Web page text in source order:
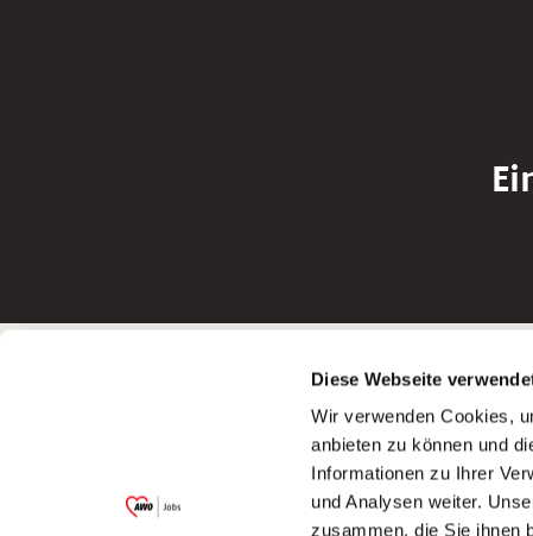
Diese Webseite
Wir verwenden Cookies,
anbieten zu können und
Informationen zu Ihrer
und Analysen weiter.
zusammen, die Sie ihnen
Garitz Bewirtschaftungsbetriebe GmbH
(Ein Tochterunternehmen des AWO
Bezirksverbandes Unterfranken e.V.)
Bewerbung